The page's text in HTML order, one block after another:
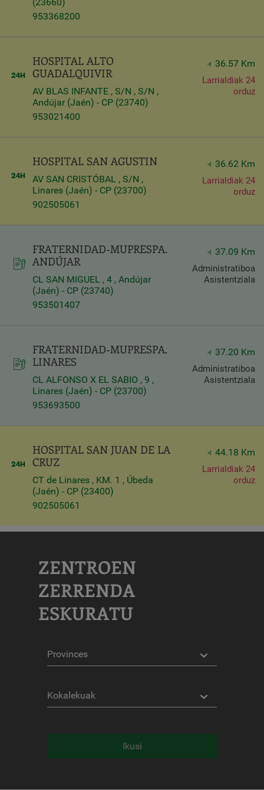
953368200
HOSPITAL ALTO
GUADALQUIVIR
AV BLAS INFANTE , S/N , S/N ,
Andújar (Jaén) - CP (23740)
953021400
36.57 Km
Larrialdiak 24
orduz
HOSPITAL SAN AGUSTIN
AV SAN CRISTÓBAL , S/N ,
Linares (Jaén) - CP (23700)
902505061
36.62 Km
Larrialdiak 24
orduz
FRATERNIDAD-MUPRESPA.
ANDÚJAR
CL SAN MIGUEL , 4 , Andújar
(Jaén) - CP (23740)
953501407
37.09 Km
Administratiboa
Asistentziala
FRATERNIDAD-MUPRESPA.
LINARES
CL ALFONSO X EL SABIO , 9 ,
Linares (Jaén) - CP (23700)
953693500
37.20 Km
Administratiboa
Asistentziala
HOSPITAL SAN JUAN DE LA
CRUZ
CT de Linares , KM. 1 , Úbeda
(Jaén) - CP (23400)
902505061
44.18 Km
Larrialdiak 24
orduz
ZENTROEN
ZERRENDA
ESKURATU
Kokalekuak
Ikusi